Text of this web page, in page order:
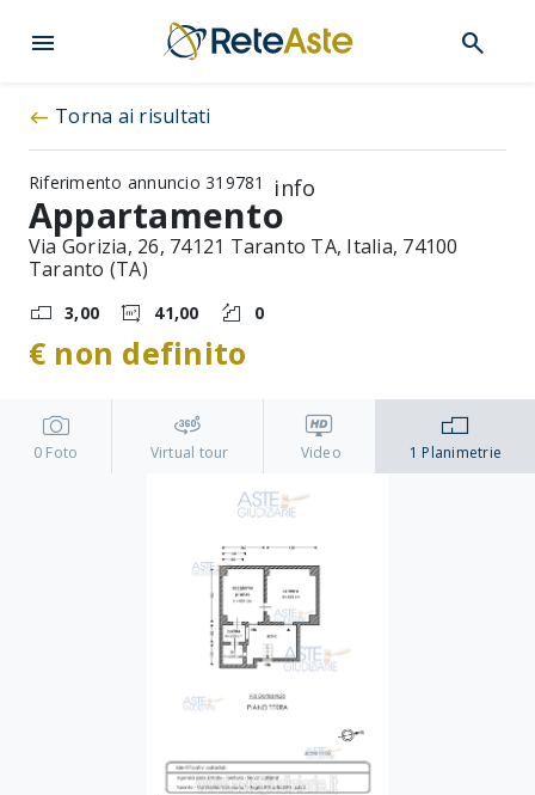
menu search
west Torna ai risultati
Riferimento annuncio 319781 info
Appartamento
Via Gorizia, 26, 74121 Taranto TA, Italia, 74100
Taranto (TA)
3,00 41,00 0
€ non definito
0 Foto Virtual tour Video 1 Planimetrie